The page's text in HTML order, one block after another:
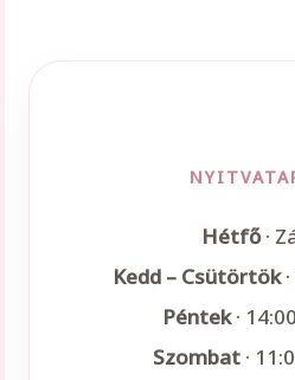
Hétfő·
Kedd – Csütörtök
Péntek·
Szombat·